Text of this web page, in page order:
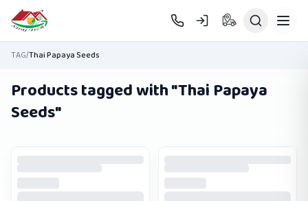
Skip to main content
TAG/Thai Papaya Seeds
Products tagged with "Thai Papaya
Seeds"